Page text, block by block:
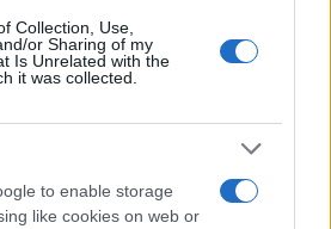
Collection, Use,
or Sharing of my
Is Unrelated with the
it was collected.
to enable storage
like cookies on web or